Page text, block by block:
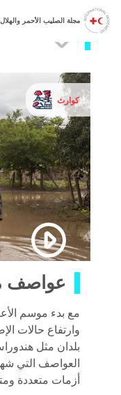
مجلة الصليب الأحمر والهلال
كوارث
عواصف
مع بدء موسم
بلدان مثل
العواصف التي
أزمات متعددة